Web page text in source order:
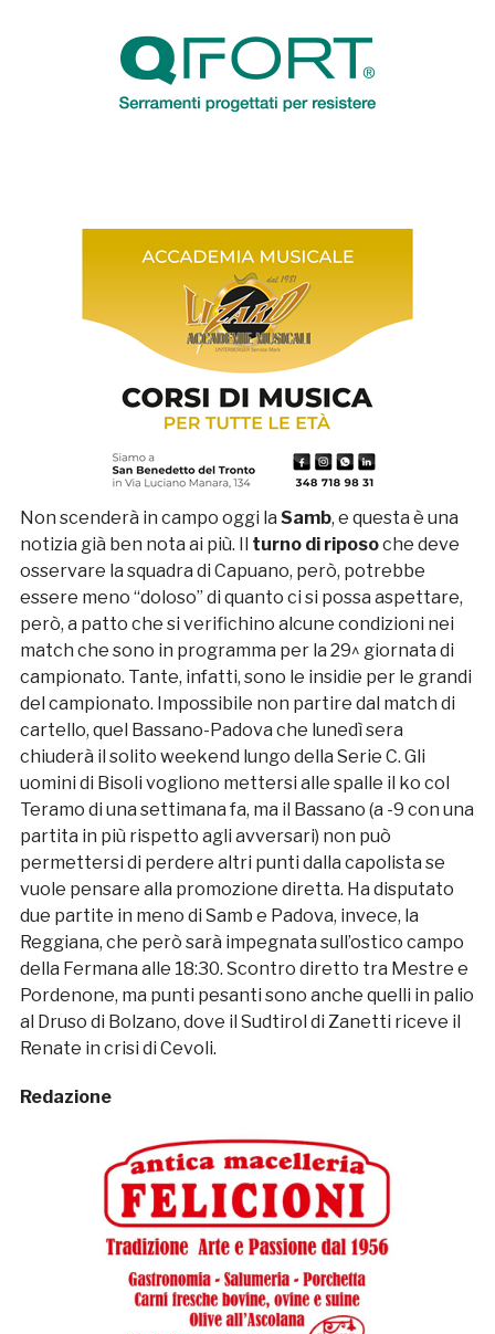
Non scenderà in campo oggi la Samb, e questa è una
notizia già ben nota ai più. Il turno di riposoche deve
osservare la squadra di Capuano, però, potrebbe
essere meno “doloso” di quanto ci si possa aspettare,
però, a patto che si verifichino alcune condizioni nei
match che sono in programma per la 29^ giornata di
campionato. Tante, infatti, sono le insidie per le grandi
del campionato. Impossibile non partire dal match di
cartello, quel Bassano-Padova che lunedì sera
chiuderà il solito weekend lungo della Serie C. Gli
uomini di Bisoli vogliono mettersi alle spalle il ko col
Teramo di una settimana fa, ma il Bassano (a -9 con una
partita in più rispetto agli avversari) non può
permettersi di perdere altri punti dalla capolista se
vuole pensare alla promozione diretta. Ha disputato
due partite in meno di Samb e Padova, invece, la
Reggiana, che però sarà impegnata sull’ostico campo
della Fermana alle 18:30. Scontro diretto tra Mestre e
Pordenone, ma punti pesanti sono anche quelli in palio
al Druso di Bolzano, dove il Sudtirol di Zanetti riceve il
Renate in crisi di Cevoli.
Redazione